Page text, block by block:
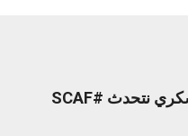
محدث - حقائق صادمة : ذهب مصر المنهوب ... عن جبل السكري نتحدث #SCAF